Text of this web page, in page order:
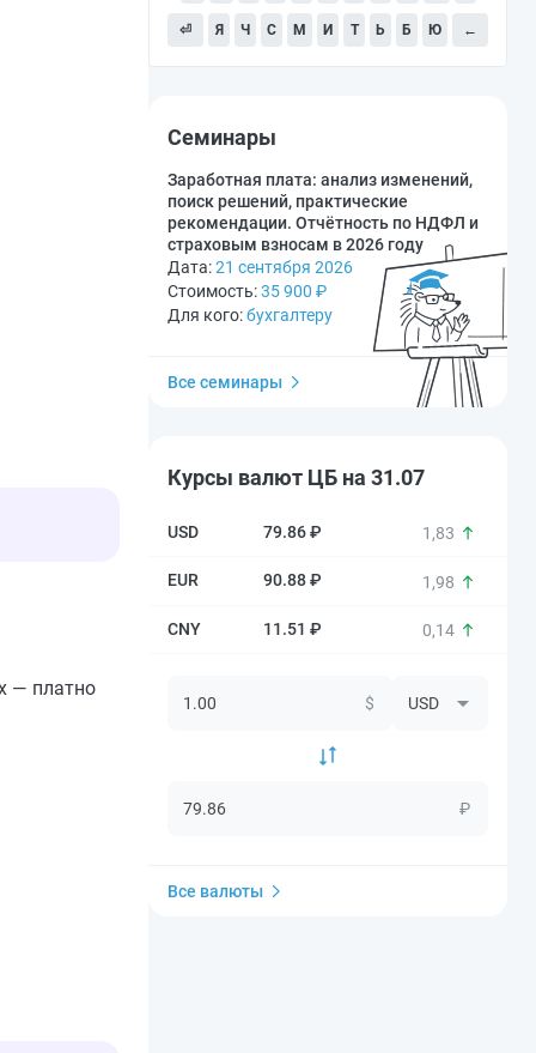
— платно
⏎ Я Ч С М И Т Ь Б Ю ←
Семинары
Заработная плата: анализ изменений,
поиск решений, практические
рекомендации. Отчётность по НДФЛ и
страховым взносам в 2026 году
Дата:21 сентября 2026
Стоимость:35 900 ₽
Для кого:бухгалтеру
Все семинары
Курсы валют ЦБ на 31.07
79.86 ₽ 1,83
90.88 ₽ 1,98
11.51 ₽ 0,14
$
₽
Все валюты